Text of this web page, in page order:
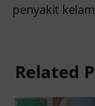
penyakit
Related
Anyang
Darah:
Penyebab